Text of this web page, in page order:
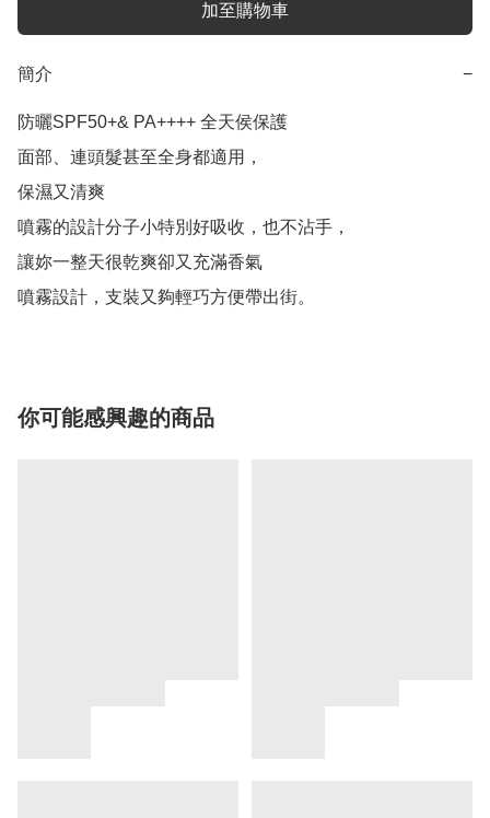
加至購物車
簡介 −
防曬SPF50+& PA++++ 全天侯保護
面部、連頭髮甚至全身都適用，
保濕又清爽
噴霧的設計分子小特別好吸收，也不沾手，
讓妳一整天很乾爽卻又充滿香氣
噴霧設計，支裝又夠輕巧方便帶出街。
你可能感興趣的商品